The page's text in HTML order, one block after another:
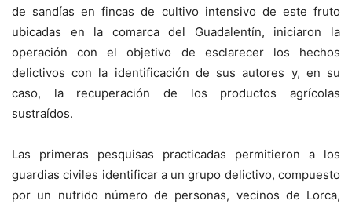
de sandías en fincas de cultivo intensivo de este fruto
ubicadas en la comarca del Guadalentín, iniciaron la
operación con el objetivo de esclarecer los hechos
delictivos con la identificación de sus autores y, en su
caso, la recuperación de los productos agrícolas
sustraídos.
Las primeras pesquisas practicadas permitieron a los
guardias civiles identificar a un grupo delictivo, compuesto
por un nutrido número de personas, vecinos de Lorca,